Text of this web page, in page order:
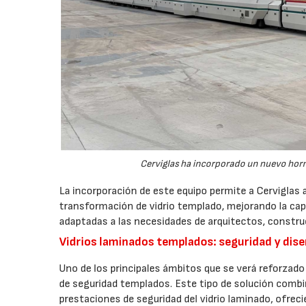
Cerviglas ha incorporado un nuevo
La incorporación de este equipo permite a
transformación de vidrio templado, mejorando la
adaptadas a las necesidades de arquitectos,
Vidrios laminados templados: seguridad y
Uno de los principales ámbitos que se verá
de seguridad templados. Este tipo de solución
prestaciones de seguridad del vidrio laminado,